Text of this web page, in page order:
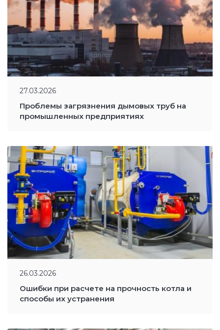
27.03.2026
Проблемы загрязнения дымовых труб на
промышленных предприятиях
26.03.2026
Ошибки при расчете на прочность котла и
способы их устранения